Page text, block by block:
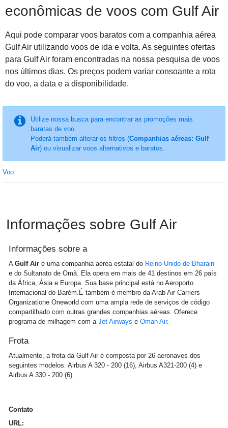
econômicas de voos com Gulf Air
Aqui pode comparar voos baratos com a companhia aérea
Gulf Air utilizando voos de ida e volta. As seguintes ofertas
para Gulf Air foram encontradas na nossa pesquisa de voos
nos últimos dias. Os preços podem variar consoante a rota
do voo, a data e a disponibilidade.
Utilize nossa busca para encontrar as promoções mais
baratas de voo.
Poderá também alterar os filtros (Companhias aéreas: Gulf
Air) ou visualizar voos alternativos e baratos.
Voo
Informações sobre Gulf Air
Informações sobre a
A Gulf Air é uma companhia aérea estatal do Reino Unido de Bharain
e do Sultanato de Omã. Ela opera em mais de 41 destinos em 26 país
da África, Ásia e Europa. Sua base principal está no Aeroporto
Internacional do Barém.É também é membro da Arab Air Carriers
Organizatione Oneworld com uma ampla rede de serviços de código
compartilhado com outras grandes companhias aéreas. Oferece
programa de milhagem com a Jet Airways e Oman Air.
Frota
Atualmente, a frota da Gulf Air é composta por 26 aeronaves dos
seguintes modelos: Airbus A 320 - 200 (16), Airbus A321-200 (4) e
Airbus A 330 - 200 (6).
Contato
URL: